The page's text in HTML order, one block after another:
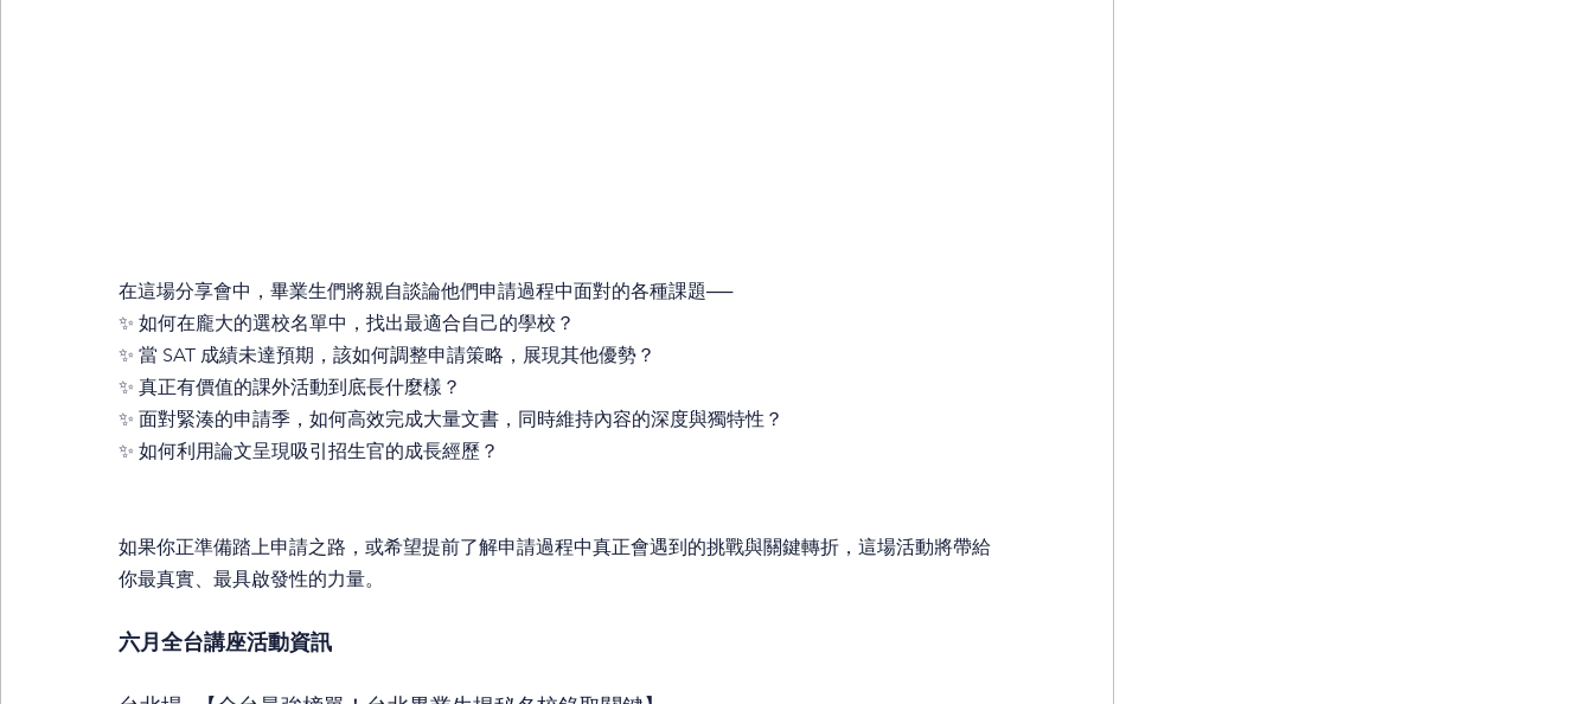
在這場分享會中，畢業生們將親自談論他們申請過程中面對的各種課題──
✨ 如何在龐大的選校名單中，找出最適合自己的學校？
✨ 當 SAT 成績未達預期，該如何調整申請策略，展現其他優勢？
✨ 真正有價值的課外活動到底長什麼樣？
✨ 面對緊湊的申請季，如何高效完成大量文書，同時維持內容的深度與獨特性？
✨ 如何利用論文呈現吸引招生官的成長經歷？
如果你正準備踏上申請之路，或希望提前了解申請過程中真正會遇到的挑戰與關鍵轉折，這場活動將帶給
你最真實、最具啟發性的力量。
六月全台講座活動資訊